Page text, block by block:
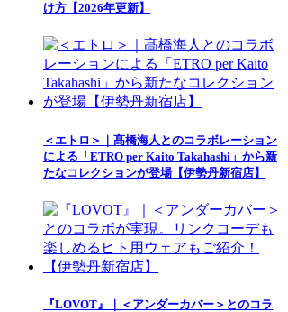
け方【2026年更新】
＜エトロ＞｜髙橋海人とのコラボレーション
による「ETRO per Kaito Takahashi」から新
たなコレクションが登場【伊勢丹新宿店】
『LOVOT』｜＜アンダーカバー＞とのコラ